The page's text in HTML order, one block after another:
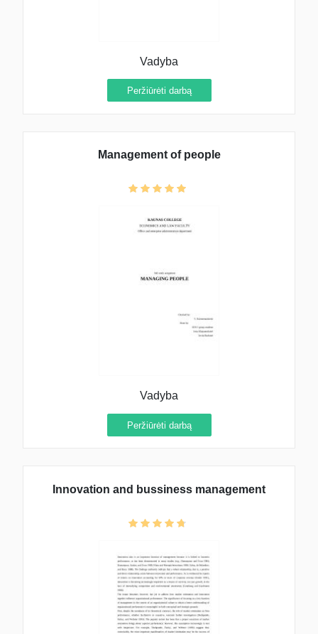
Vadyba
Peržiūrėti darbą
Management of people
Vadyba
Peržiūrėti darbą
Innovation and bussiness management